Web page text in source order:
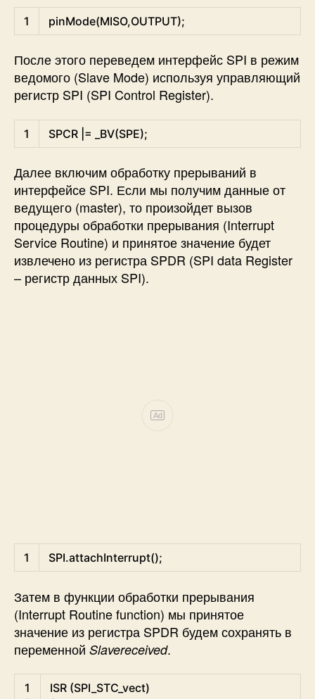
1 pinMode(MISO,OUTPUT);
После этого переведем интерфейс SPI в режим
ведомого (Slave Mode) используя управляющий
регистр SPI (SPI Control Register).
1 SPCR |= _BV(SPE);
Далее включим обработку прерываний в
интерфейсе SPI. Если мы получим данные от
ведущего (master), то произойдет вызов
процедуры обработки прерывания (Interrupt
Service Routine) и принятое значение будет
извлечено из регистра SPDR (SPI data Register
– регистр данных SPI).
Ad
1 SPI.attachInterrupt();
Затем в функции обработки прерывания
(Interrupt Routine function) мы принятое
значение из регистра SPDR будем сохранять в
переменной Slavereceived.
1
ISR (SPI_STC_vect)